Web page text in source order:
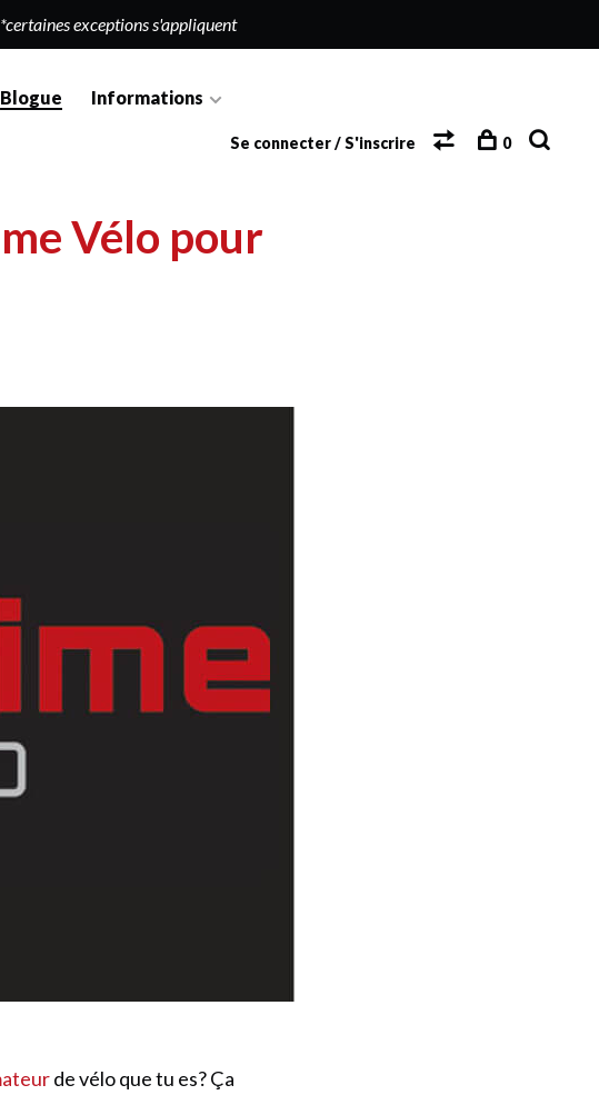
*certaines exceptions s'appliquent
Blogue Informations
Se connecter / S'inscrire 0
Vélo pour
de vélo que tu es? Ça